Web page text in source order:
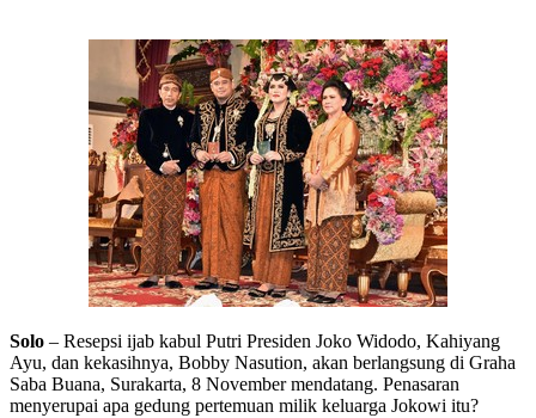
Solo – Resepsi ijab kabul Putri Presiden Joko Widodo, Kahiyang
Ayu, dan kekasihnya, Bobby Nasution, akan berlangsung di Graha
Saba Buana, Surakarta, 8 November mendatang. Penasaran
menyerupai apa gedung pertemuan milik keluarga Jokowi itu?